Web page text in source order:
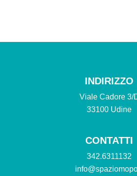
INDIRIZZO
Viale Cadore 3/
33100 Udine
CONTATTI
342.6311132